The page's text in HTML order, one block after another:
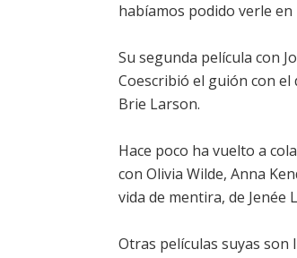
habíamos podido verle en
Su segunda película con
Coescribió el guión con
Brie Larson.
Hace poco ha vuelto a
con Olivia Wilde, Anna
vida de mentira, de Jenée
Otras películas suyas son